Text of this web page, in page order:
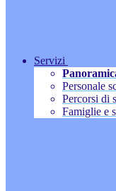
Servizi
Personale
Percorsi di
Famiglie e